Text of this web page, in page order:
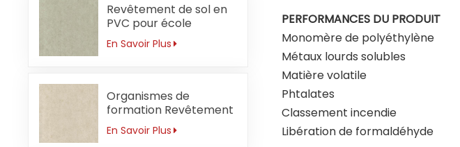
Revêtement de sol en
PVC pour école
primaire 3 mm
Résistant aux acides et
En Savoir Plus
Organismes de
formation Revêtement
de sol PVC 3mm
Antibactérien
En Savoir Plus
PERFORMANCES DU PRODUIT
Monomère de polyéthylène
Métaux lourds solubles
Matière volatile
Phtalates
Classement incendie
Libération de formaldéhyde